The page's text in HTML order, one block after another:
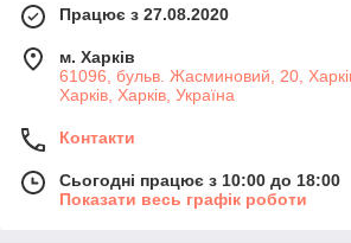
Працює з 27.08.2020
м. Харків
61096, бульв. Жасминовий, 20,
Харків, Харків, Україна
Контакти
Сьогодні працює з 10:00 до 18:00
Показати весь графік роботи